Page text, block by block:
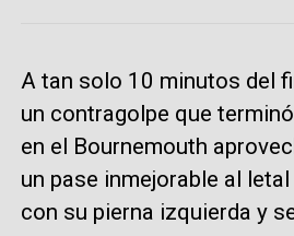
A tan solo 10 minutos del
un contragolpe que
en el Bournemouth
un pase inmejorable al
con su pierna izquierda y